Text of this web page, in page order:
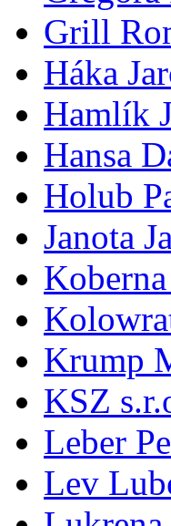
Grill
Háka
Hamlík
Hansa
Holub
Janota
Krump
KSZ
Leber
Lev